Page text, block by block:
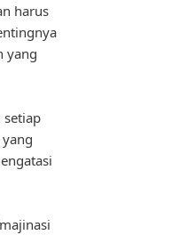
harus
yang
setiap